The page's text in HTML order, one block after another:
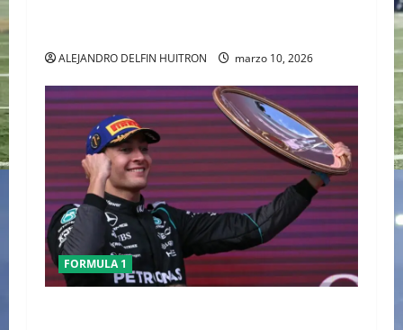
ALEJANDRO DELFIN HUITRON marzo 10, 2026
FORMULA 1